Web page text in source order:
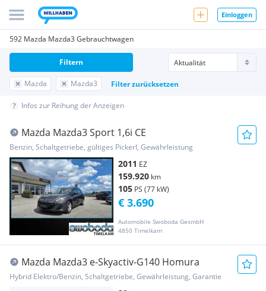
Einloggen
592 Mazda Mazda3 Gebrauchtwagen
Mazda Mazda3 Filter zurücksetzen
Filtern
Infos zur Reihung der Anzeigen
Mazda Mazda3 Sport 1,6i CE
Benzin, Schaltgetriebe, gültiges Pickerl, Gewährleistung
2011 EZ
159.920 km
105 PS (77 kW)
Automobile Swoboda GesmbH
4850 Timelkam
€ 3.690
Mazda Mazda3 e-Skyactiv-G140 Homura
Hybrid Elektro/Benzin, Schaltgetriebe, Gewährleistung, Garantie